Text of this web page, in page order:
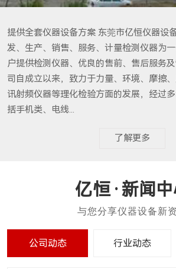
提供全套仪器设备方案 东莞市亿恒仪器设
发、生产、销售、服务、计量检测仪器为
户提供检测仪器、优良的售前、售后服务
司自成立以来，致力于力量、环境、摩擦
讯射频仪器等理化检验方面的发展，经过
括手机类、电线...
了解更多
新闻
公司动态 行业动态